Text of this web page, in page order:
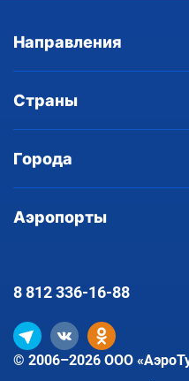
Направления
Страны
Города
Аэропорты
© 2006–2026 ООО
8 812336-16-88